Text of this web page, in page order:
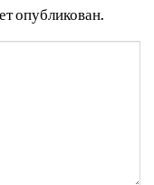
опубликован.